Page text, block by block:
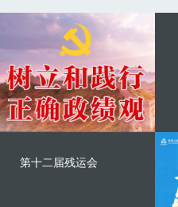
第十二届残运会